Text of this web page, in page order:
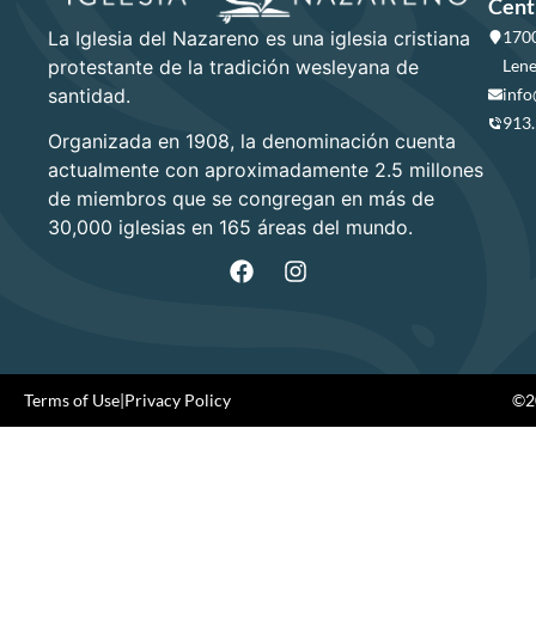
La Iglesia del Nazareno es una iglesia cristiana
protestante de la tradición wesleyana de
santidad.
Organizada en 1908, la denominación cuenta
actualmente con aproximadamente 2.5 millones
de miembros que se congregan en más de
30,000 iglesias en 165 áreas del mundo.
Terms of Use|Privacy Policy